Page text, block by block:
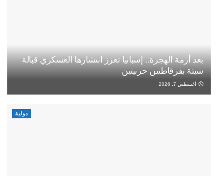
بعد أزمة الهجرة.. إسبانيا تعزز انتشارها العسكري قبالة
سبتة بفرقاطتين حربيتين
أغسطس 7, 2026
دولية